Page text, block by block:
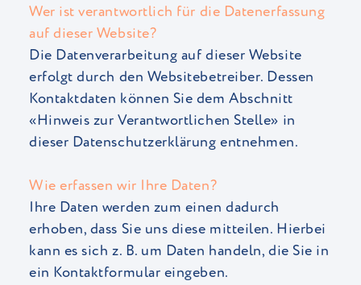
Wer ist verantwortlich für die Datenerfassung
auf dieser Website?
Die Datenverarbeitung auf dieser Website
erfolgt durch den Websitebetreiber. Dessen
Kontaktdaten können Sie dem Abschnitt
«Hinweis zur Verantwortlichen Stelle» in
dieser Datenschutzerklärung entnehmen.
Wie erfassen wir Ihre Daten?
Ihre Daten werden zum einen dadurch
erhoben, dass Sie uns diese mitteilen. Hierbei
kann es sich z. B. um Daten handeln, die Sie in
ein Kontaktformular eingeben.